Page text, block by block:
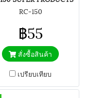
RC-150
฿55
สั่งซื้อสินค้า
เปรียบเทียบ